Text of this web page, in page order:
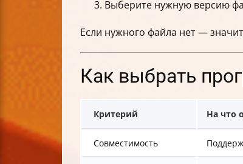
Выберите нужную версию
Если нужного файла нет —
Как выбрать
Критерий На что
Совместимость